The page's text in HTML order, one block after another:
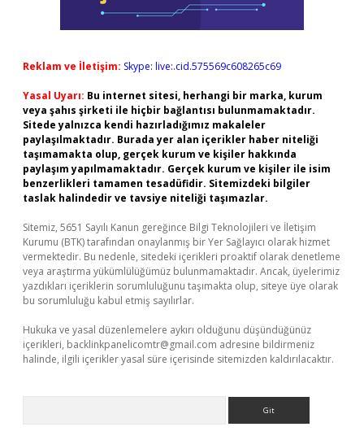
Reklam ve İletişim: Skype: live:.cid.575569c608265c69
Yasal Uyarı: Bu internet sitesi, herhangi bir marka, kurum
veya şahıs şirketi ile hiçbir bağlantısı bulunmamaktadır.
Sitede yalnızca kendi hazırladığımız makaleler
paylaşılmaktadır. Burada yer alan içerikler haber niteliği
taşımamakta olup, gerçek kurum ve kişiler hakkında
paylaşım yapılmamaktadır. Gerçek kurum ve kişiler ile isim
benzerlikleri tamamen tesadüfidir. Sitemizdeki bilgiler
taslak halindedir ve tavsiye niteliği taşımazlar.
Sitemiz, 5651 Sayılı Kanun gereğince Bilgi Teknolojileri ve İletişim
Kurumu (BTK) tarafından onaylanmış bir Yer Sağlayıcı olarak hizmet
vermektedir. Bu nedenle, sitedeki içerikleri proaktif olarak denetleme
veya araştırma yükümlülüğümüz bulunmamaktadır. Ancak, üyelerimiz
yazdıkları içeriklerin sorumluluğunu taşımakta olup, siteye üye olarak
bu sorumluluğu kabul etmiş sayılırlar.
Hukuka ve yasal düzenlemelere aykırı olduğunu düşündüğünüz
içerikleri, backlinkpanelicomtr@gmail.com adresine bildirmeniz
halinde, ilgili içerikler yasal süre içerisinde sitemizden kaldırılacaktır.